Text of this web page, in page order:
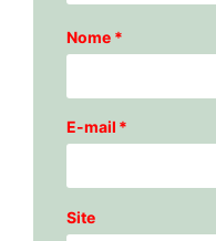
Nome *
E-mail *
Site